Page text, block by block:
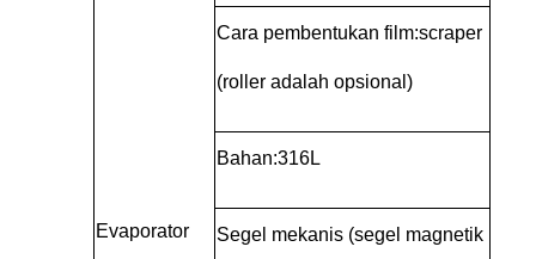
Evaporator
Cara pembentukan film:scraper
(roller adalah opsional)
Bahan:316L
Segel mekanis (segel magnetik